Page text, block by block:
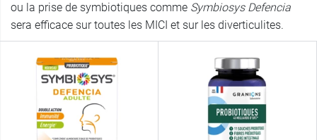
ou la prise de symbiotiques comme Symbiosys Defencia
sera efficace sur toutes les MICI et sur les diverticulites.